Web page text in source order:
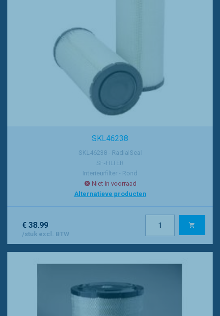
SKL46238
SKL46238 - RadialSeal
SF-FILTER
Interieurfilter - Rond
Niet in voorraad
Alternatieve producten
€ 38.99
/stuk excl. BTW